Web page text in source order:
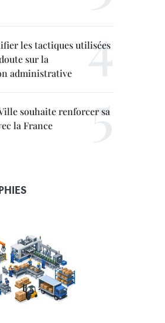
les tactiques utilisées
sur la
administrative
souhaite renforcer sa
la France